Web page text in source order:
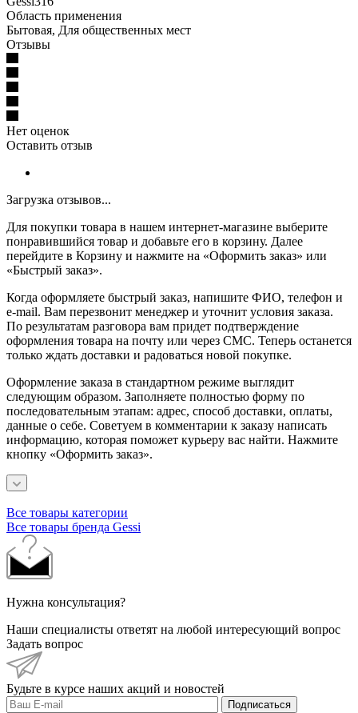
Область применения
Бытовая, Для общественных мест
Отзывы
Нет оценок
Оставить отзыв
Загрузка отзывов...
Для покупки товара в нашем интернет-магазине выберите
понравившийся товар и добавьте его в корзину. Далее
перейдите в Корзину и нажмите на «Оформить заказ» или
«Быстрый заказ».
Когда оформляете быстрый заказ, напишите ФИО, телефон и
e-mail. Вам перезвонит менеджер и уточнит условия заказа.
По результатам разговора вам придет подтверждение
оформления товара на почту или через СМС. Теперь останется
только ждать доставки и радоваться новой покупке.
Оформление заказа в стандартном режиме выглядит
следующим образом. Заполняете полностью форму по
последовательным этапам: адрес, способ доставки, оплаты,
данные о себе. Советуем в комментарии к заказу написать
информацию, которая поможет курьеру вас найти. Нажмите
кнопку «Оформить заказ».
Все товары категории
Все товары бренда Gessi
Нужна консультация?
Наши специалисты ответят на любой интересующий вопрос
Задать вопрос
Будьте в курсе наших акций и новостей
Подписаться